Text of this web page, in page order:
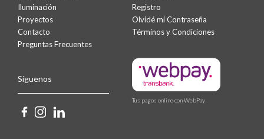
Iluminación
Proyectos
Contacto
Preguntas Frecuentes
Síguenos
Registro
Olvidé mi Contraseña
Términos y Condiciones
Tus pagos online con WebPay